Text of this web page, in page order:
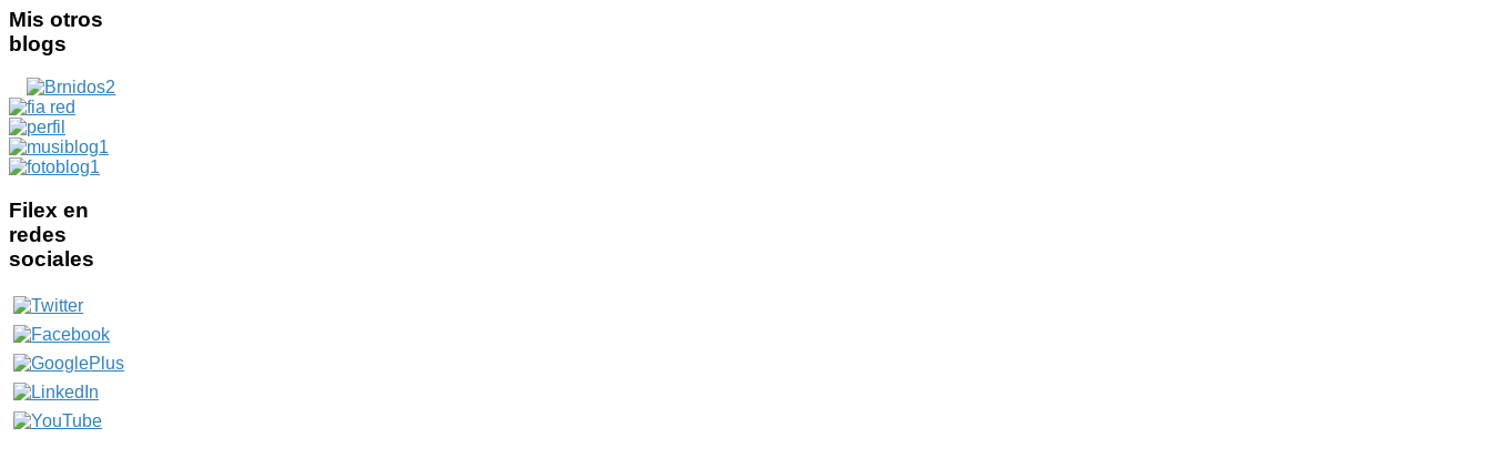
Mis otros
blogs
Filex en
redes
sociales